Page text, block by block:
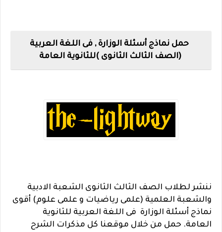
حمل نماذج أسئلة الوزارة , فى اللغة العربية
(الصف الثالث الثانوى )للثانوية العامة
ننشر لطلاب الصف الثالث الثانوى الشعبة الادبية
والشعبة العلمية (علمى رياضيات و علمى علوم) أقوى
نماذج أسئلة الوزارة فى اللغة العربية للثانوية
العامة. حمل من خلال موقعنا كل مذكرات الشرح